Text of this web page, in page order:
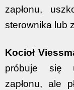
zapłonu,
sterownika lub
Kocioł
próbuje się
zapłonu, ale